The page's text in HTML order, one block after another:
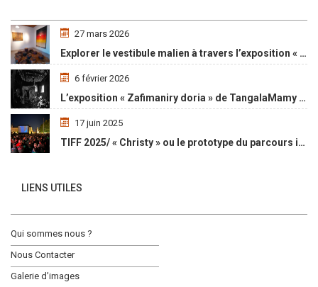
27 mars 2026
Explorer le vestibule malien à travers l’exposition « Maaya Bulon »
6 février 2026
L’exposition « Zafimaniry doria » de TangalaMamy honore la mémoire d’un peuple malgache
17 juin 2025
TIFF 2025/ « Christy » ou le prototype du parcours initiatique
LIENS UTILES
Qui sommes nous ?
Nous Contacter
Galerie d’images